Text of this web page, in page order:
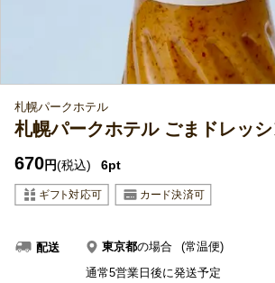
札幌パークホテル
札幌パークホテル ごまドレッシ
670円(税込) 6pt
配送 東京都の場合
(常温便)
通常5営業日後に発送予定